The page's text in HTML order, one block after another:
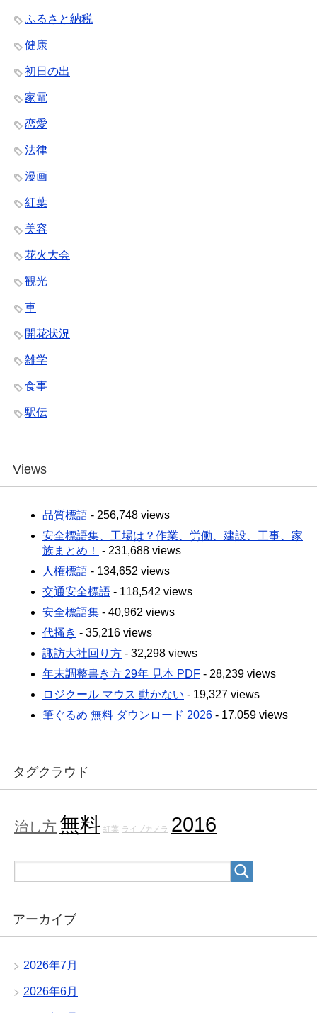
ふるさと納税
健康
初日の出
家電
恋愛
法律
漫画
紅葉
美容
花火大会
観光
車
開花状況
雑学
食事
駅伝
Views
品質標語 - 256,748 views
安全標語集、工場は？作業、労働、建設、工事、家
族まとめ！
- 231,688 views
人権標語 - 134,652 views
交通安全標語 - 118,542 views
安全標語集 - 40,962 views
代掻き - 35,216 views
諏訪大社回り方 - 32,298 views
年末調整書き方 29年 見本 PDF - 28,239 views
ロジクール マウス 動かない - 19,327 views
筆ぐるめ 無料 ダウンロード 2026 - 17,059 views
タグクラウド
治し方無料 紅葉 ライブカメラ 2016
アーカイブ
2026年7月
2026年6月